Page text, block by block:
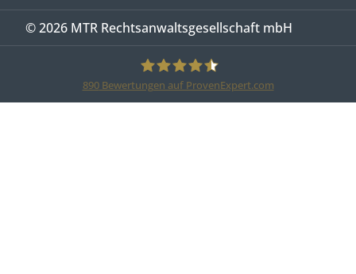
© 2026 MTR Rechtsanwaltsgesellschaft mbH
890Bewertungen auf ProvenExpert.com